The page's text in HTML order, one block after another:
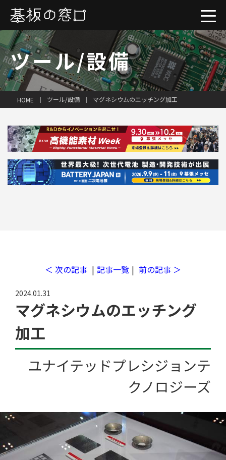
工場検索
クチコミ
ツール/設備
HOME ツール/設備 マグネシウムのエッチング加工
＜ 次の記事 | 記事一覧 | 前の記事 ＞
2024.01.31
マグネシウムのエッチング
加工
ユナイテッドプレシジョンテ
クノロジーズ